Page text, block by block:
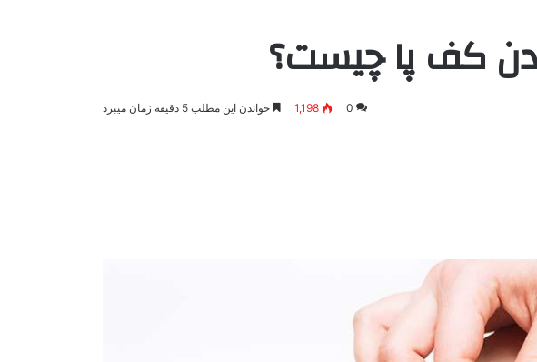
کف پا چیست؟
0
1,198 خواندن این مطلب 5 دقیقه زمان میبرد